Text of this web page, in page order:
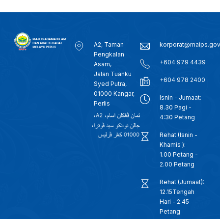
A2, Taman
Pengkalan
Asam,
Jalan Tuanku
Syed Putra,
01000 Kangar,
Perlis
+604 979 4439
+604 978 2400
Isnin - Jumaat:
8.30 Pagi -
4:30 Petang
Rehat (Isnin -
Khamis ):
1.00 Petang -
2.00 Petang
Rehat (Jumaat):
12.15Tengah
Hari - 2.45
Petang